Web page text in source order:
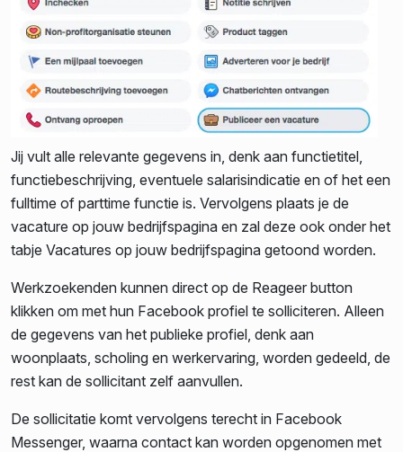
Jij vult alle relevante gegevens in, denk aan functietitel,
functiebeschrijving, eventuele salarisindicatie en of het een
fulltime of parttime functie is. Vervolgens plaats je de
vacature op jouw bedrijfspagina en zal deze ook onder het
tabje Vacatures op jouw bedrijfspagina getoond worden.
Werkzoekenden kunnen direct op de Reageer button
klikken om met hun Facebook profiel te solliciteren. Alleen
de gegevens van het publieke profiel, denk aan
woonplaats, scholing en werkervaring, worden gedeeld, de
rest kan de sollicitant zelf aanvullen.
De sollicitatie komt vervolgens terecht in Facebook
Messenger, waarna contact kan worden opgenomen met